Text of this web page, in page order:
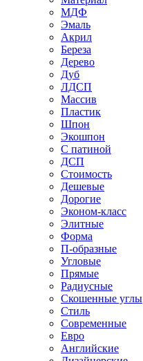
МДФ
Эмаль
Акрил
Береза
Дерево
Дуб
ЛДСП
Массив
Пластик
Шпон
Экошпон
С патиной
ДСП
Стоимость
Дешевые
Дорогие
Эконом-класс
Элитные
Форма
П-образные
Угловые
Прямые
Радиусные
Скошенные углы
Стиль
Современные
Евро
Английские